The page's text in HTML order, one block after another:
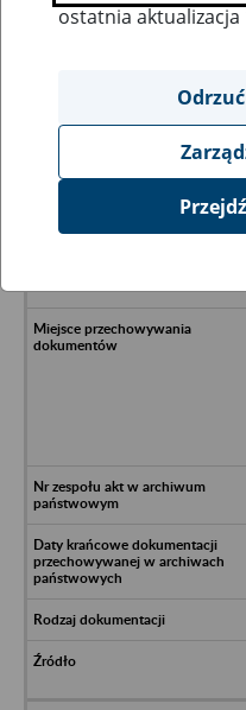
Ukryj wszystkie
ostatnia aktualizacja